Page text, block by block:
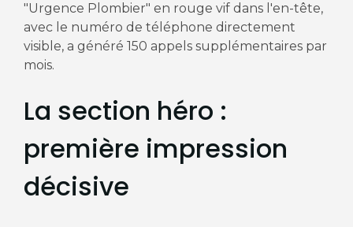
"Urgence Plombier" en rouge vif dans l'en-tête,
avec le numéro de téléphone directement
visible, a généré 150 appels supplémentaires par
mois.
La section héro :
première impression
décisive